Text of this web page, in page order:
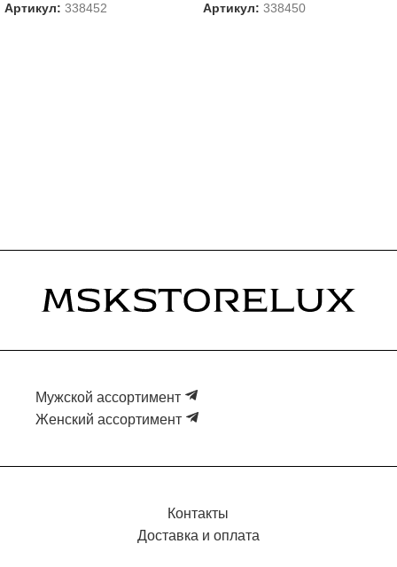
Артикул: 338452 Артикул: 338450
Мужской ассортимент
Женский ассортимент
Контакты
Доставка и оплата